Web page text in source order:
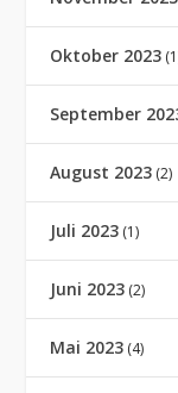
Oktober 2023
September
August 2023 (2)
Juli 2023 (1)
Juni 2023 (2)
Mai 2023 (4)